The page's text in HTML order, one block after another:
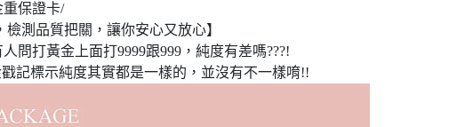
重保證卡/
檢測品質把關，讓你安心又放心】
人問打黃金上面打9999跟999，純度有差嗎???!
記標示純度其實都是一樣的，並沒有不一樣唷!!